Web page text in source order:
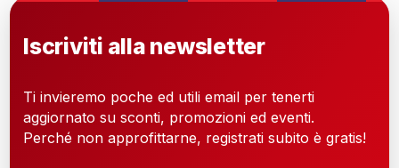
Iscriviti alla newsletter
Ti invieremo poche ed utili email per tenerti
aggiornato su sconti, promozioni ed eventi.
Perché non approfittarne, registrati subito è gratis!